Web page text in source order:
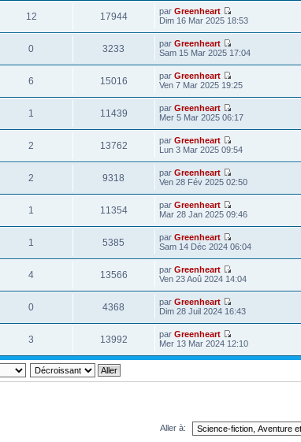
12 17944 parGreenheart
Dim 16 Mar 2025 18:53
0 3233 parGreenheart
Sam 15 Mar 2025 17:04
6 15016 parGreenheart
Ven 7 Mar 2025 19:25
1 11439 parGreenheart
Mer 5 Mar 2025 06:17
2 13762 parGreenheart
Lun 3 Mar 2025 09:54
2 9318 parGreenheart
Ven 28 Fév 2025 02:50
1 11354 parGreenheart
Mar 28 Jan 2025 09:46
1 5385 parGreenheart
Sam 14 Déc 2024 06:04
4 13566 parGreenheart
Ven 23 Aoû 2024 14:04
0 4368 parGreenheart
Dim 28 Juil 2024 16:43
3 13992 parGreenheart
Mer 13 Mar 2024 12:10
Aller à: